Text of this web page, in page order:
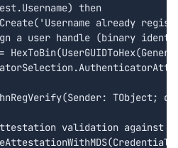
then
already
a user handle (binary
TObject;
validation against